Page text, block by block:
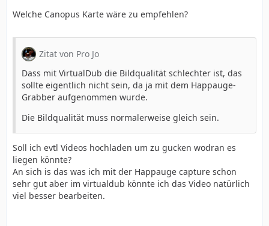
Welche Canopus Karte wäre zu empfehlen?
Zitat von Pro Jo
Dass mit VirtualDub die Bildqualität schlechter ist, das
sollte eigentlich nicht sein, da ja mit dem Happauge-
Grabber aufgenommen wurde.
Die Bildqualität muss normalerweise gleich sein.
Soll ich evtl Videos hochladen um zu gucken wodran es
liegen könnte?
An sich is das was ich mit der Happauge capture schon
sehr gut aber im virtualdub könnte ich das Video natürlich
viel besser bearbeiten.